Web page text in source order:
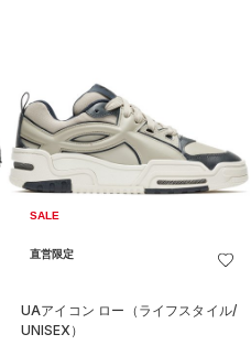
SALE
直営限定
UAアイコン ロー（ライフスタイル/
UNISEX）